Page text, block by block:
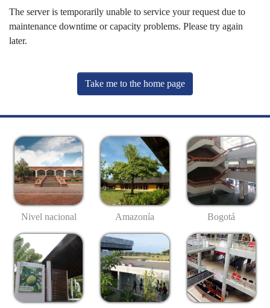
The server is temporarily unable to service your request due to
maintenance downtime or capacity problems. Please try again
later.
Take me to the home page
Nivel nacional Amazonía Bogotá